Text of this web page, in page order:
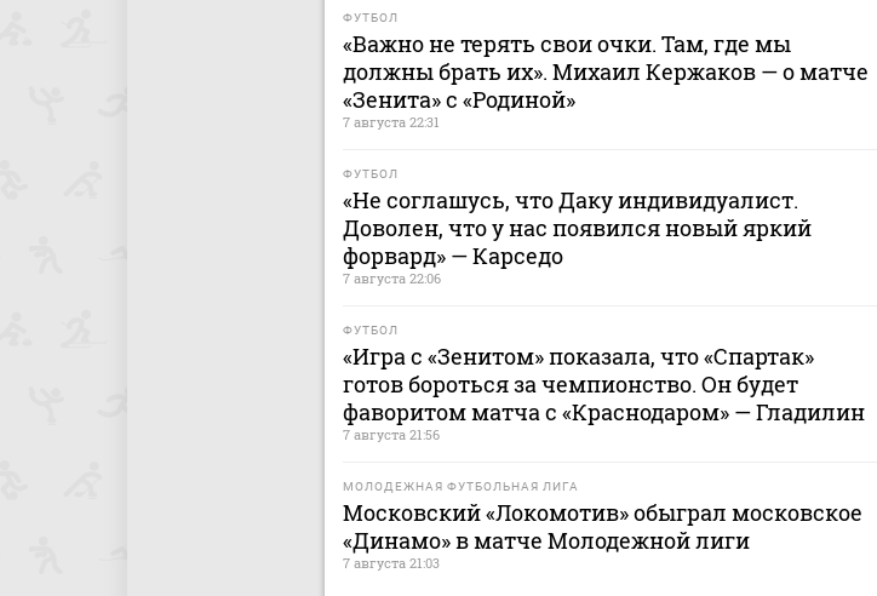
ФУТБОЛ
«Важно не терять свои очки. Там, где мы
должны брать их». Михаил Кержаков — о матче
«Зенита» с «Родиной»
7 августа 22:31
ФУТБОЛ
«Не соглашусь, что Даку индивидуалист.
Доволен, что у нас появился новый яркий
форвард» — Карседо
7 августа 22:06
ФУТБОЛ
«Игра с «Зенитом» показала, что «Спартак»
готов бороться за чемпионство. Он будет
фаворитом матча с «Краснодаром» — Гладилин
7 августа 21:56
МОЛОДЕЖНАЯ ФУТБОЛЬНАЯ ЛИГА
Московский «Локомотив» обыграл московское
«Динамо» в матче Молодежной лиги
7 августа 21:03